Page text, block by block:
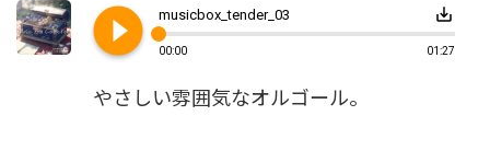
play_circle_filled musicbox_tender_03 save_alt
00:00 01:27
やさしい雰囲気なオルゴール。